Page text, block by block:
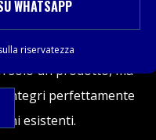
che si allineino
specifiche. Il
solo un prodotto, ma
integri perfettamente
esistenti.
WHATSAPP
riservatezza